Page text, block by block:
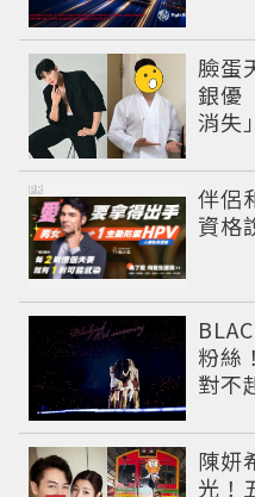
臉蛋
銀優
消失
伴侶
資格
PR
粉絲
對不
陳妍
光！